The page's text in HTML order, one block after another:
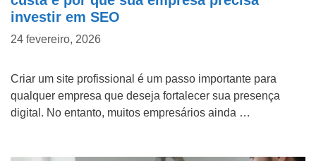
investir em SEO
24 fevereiro, 2026
Criar um site profissional é um passo importante para
qualquer empresa que deseja fortalecer sua presença
digital. No entanto, muitos empresários ainda …